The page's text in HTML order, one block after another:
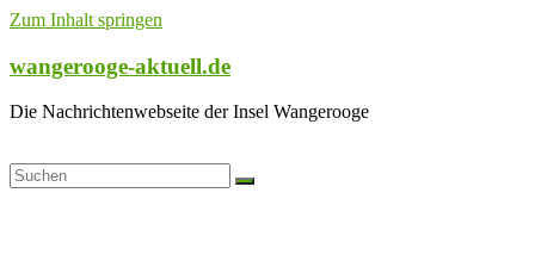
Zum Inhalt springen
wangerooge-aktuell.de
Die Nachrichtenwebseite der Insel Wangerooge